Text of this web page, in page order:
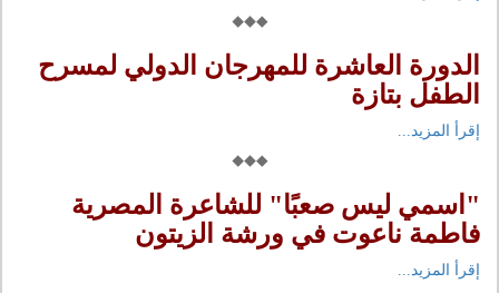
الدورة العاشرة للمهرجان الدولي لمسرح
الطفل بتازة
إقرأ المزيد...
"اسمي ليس صعبًا" للشاعرة المصرية
فاطمة ناعوت في ورشة الزيتون
إقرأ المزيد...